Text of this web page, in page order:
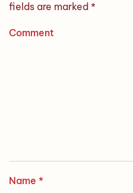
fields are marked *
Comment
Name *